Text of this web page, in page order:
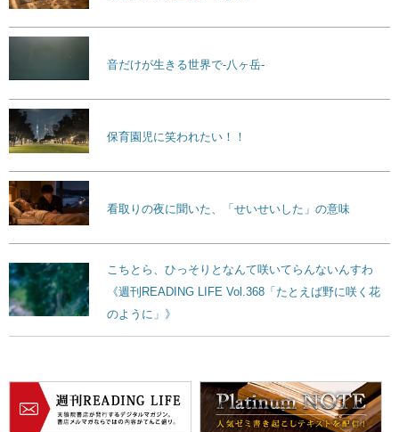
音だけが生きる世界で-八ヶ岳-
保育園児に笑われたい！！
看取りの夜に聞いた、「せいせいした」の意味
こちとら、ひっそりとなんて咲いてらんないんすわ
《週刊READING LIFE Vol.368「たとえば野に咲く花
のように」》